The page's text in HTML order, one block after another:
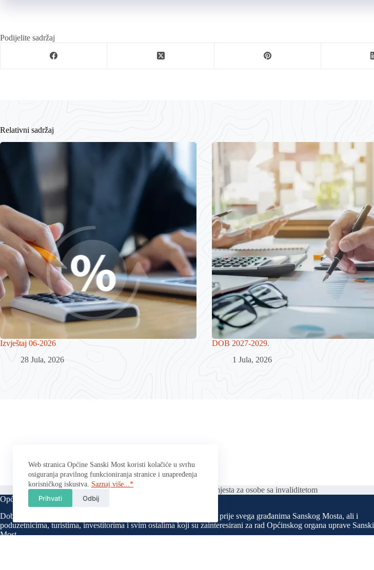
Web stranica Općine Sanski Most koristi kolačiće u svrhu
osiguranja pravilnog funkcioniranja stranice i unapređenja
korisničkog iskustva. Saznaj više...*
Prihvati Odbij
Podijelite sadržaj
Relativni sadržaj
Izvještaj 06-2026
28 Jula, 2026
DOB 2027-2029.
1 Jula, 2026
Početna Politika privatnosti
Parking mjesta za osobe sa invaliditetom
Općina Sanski Most
Dobro došli na službenu stranicu Općine Sanski Most, namijenjenu prije svega građanima Sanskog Mosta, ali i
poduzetnicima, turistima, investitorima i svim ostalima koji su zainteresirani za rad Općinskog organa uprave Sanski
Most.